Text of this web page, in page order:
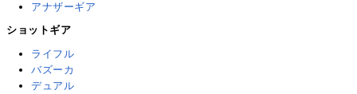
アナザーギア
ショットギア
ライフル
バズーカ
デュアル